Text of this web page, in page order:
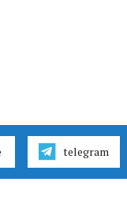
telegram